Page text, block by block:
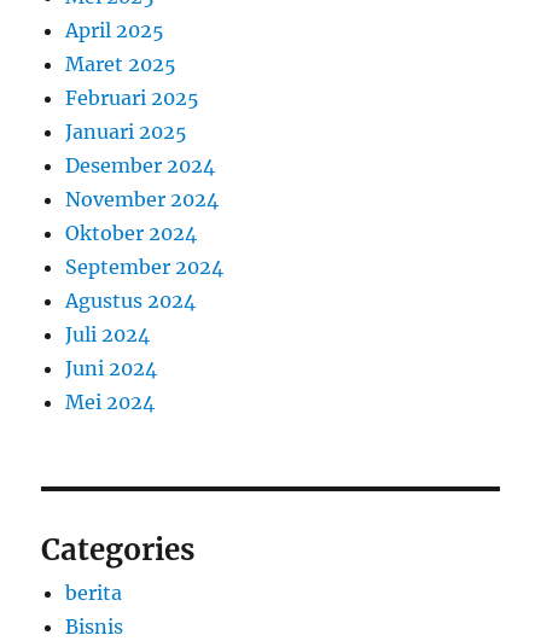
April 2025
Maret 2025
Februari 2025
Januari 2025
Desember 2024
November 2024
Oktober 2024
September 2024
Agustus 2024
Juli 2024
Juni 2024
Mei 2024
Categories
berita
Bisnis